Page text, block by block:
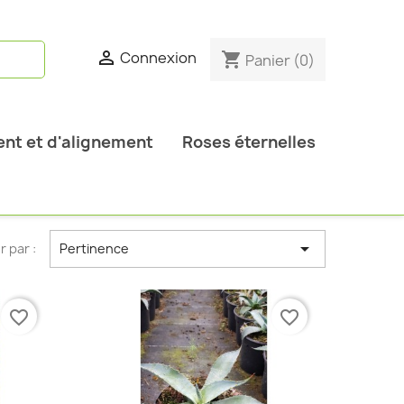
 Connexion shopping_cart Panier (0)
et d'alignement Roses éternelles
par : Pertinence 
favorite_border favorite_border